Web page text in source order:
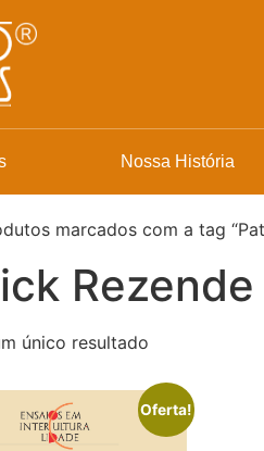
Nossa História
marcados com a tag
Rezende
único resultado
Oferta!